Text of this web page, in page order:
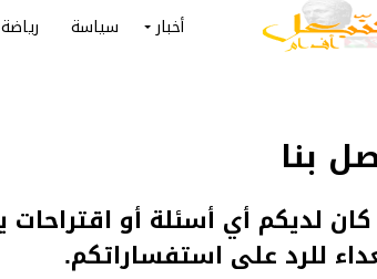
أخبار سياسة رياضة
بنا
كان لديكم أي أسئلة أو
للرد على استفساراتكم.